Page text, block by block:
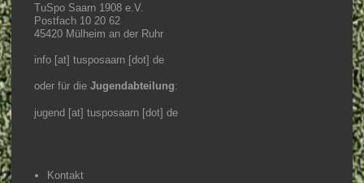
TuSpo Saarn 1908 e.V.
Postfach 10 20 62
45420 Mülheim an der Ruhr
info [at] tusposaarn [dot] de
oder für die Jugendabteilung:
jugend [at] tusposaarn [dot] de
Kontakt